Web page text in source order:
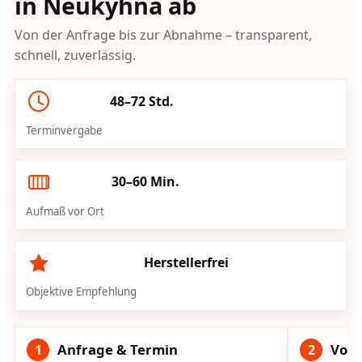
Von der Anfrage bis zur Abnahme – transparent,
schnell, zuverlässig.
48–72 Std.
Terminvergabe
30–60 Min.
Aufmaß vor Ort
Herstellerfrei
Objektive Empfehlung
1 Anfrage & Termin 2